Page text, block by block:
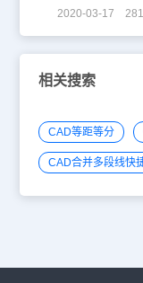
2020-03-17
相关搜索
CAD等距等分
CAD合并多段线快